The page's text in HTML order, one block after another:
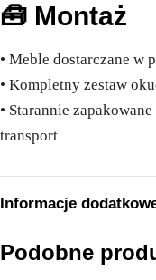
🧰 Montaż
• Meble dostarczane w
• Kompletny zestaw
• Starannie
transport
Informacje
Podobne